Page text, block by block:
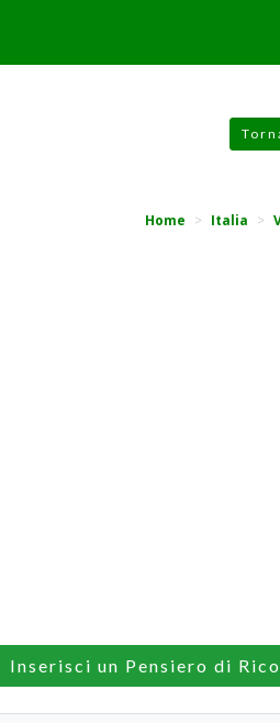
Home Italia
Inserisci un Pensiero di
link o proseguendo la